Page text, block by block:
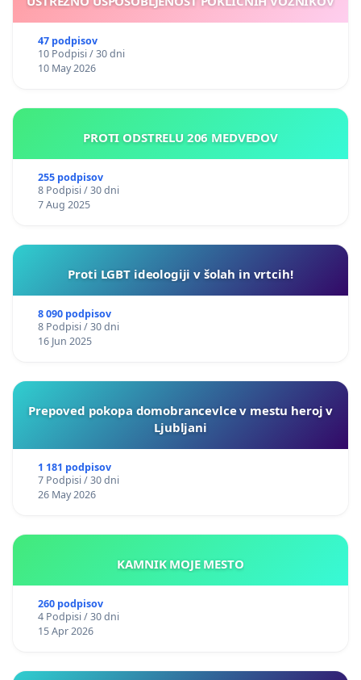
40. Miha Širca, turistični delavec
43. Janez Petek, upokojenec
47. Blaž Bešvir, samostojni podjetnik
48. Manca Romih Ravnikar, strokovnjakinja za odnose
49. Janez Podjed, upokojeni profesor športne vzgoje
50. Ambrož Jakop, morjeplovec
51. Kristjan Kroupa, samozaposleni v kulturi,
53. Tadeja Pečkaj, trgovka
47 podpisov
10 Podpisi / 30 dni
10 May 2026
PROTI ODSTRELU 206 MEDVEDOV
255 podpisov
8 Podpisi / 30 dni
7 Aug 2025
Proti LGBT ideologiji v šolah in vrtcih!
8 090 podpisov
8 Podpisi / 30 dni
16 Jun 2025
Prepoved pokopa domobrancevlce v mestu heroj v
Ljubljani
1 181 podpisov
7 Podpisi / 30 dni
26 May 2026
KAMNIK MOJE MESTO
260 podpisov
4 Podpisi / 30 dni
15 Apr 2026